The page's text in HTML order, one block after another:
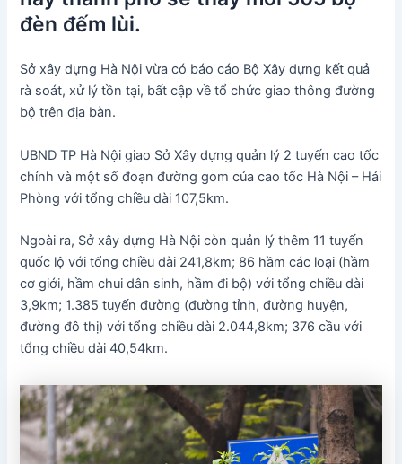
đèn đếm lùi.
Sở xây dựng Hà Nội vừa có báo cáo Bộ Xây dựng kết quả
rà soát, xử lý tồn tại, bất cập về tổ chức giao thông đường
bộ trên địa bàn.
UBND TP Hà Nội giao Sở Xây dựng quản lý 2 tuyến cao tốc
chính và một số đoạn đường gom của cao tốc Hà Nội – Hải
Phòng với tổng chiều dài 107,5km.
Ngoài ra, Sở xây dựng Hà Nội còn quản lý thêm 11 tuyến
quốc lộ với tổng chiều dài 241,8km; 86 hầm các loại (hầm
cơ giới, hầm chui dân sinh, hầm đi bộ) với tổng chiều dài
3,9km; 1.385 tuyến đường (đường tỉnh, đường huyện,
đường đô thị) với tổng chiều dài 2.044,8km; 376 cầu với
tổng chiều dài 40,54km.